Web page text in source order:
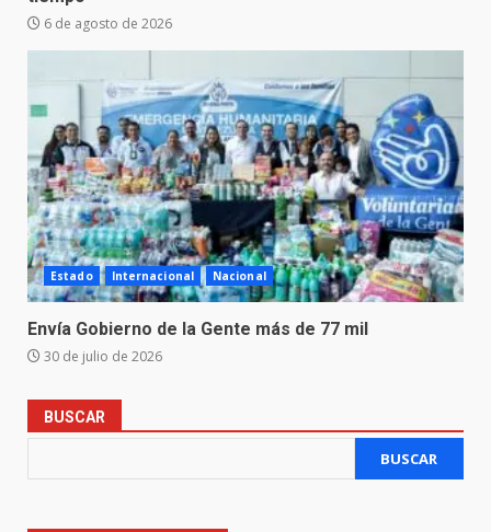
6 de agosto de 2026
Estado Internacional Nacional
Envía Gobierno de la Gente más de 77 mil
30 de julio de 2026
BUSCAR
BUSCAR